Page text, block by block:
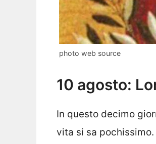
photo web source
10 agosto:
In questo decimo
vita si sa